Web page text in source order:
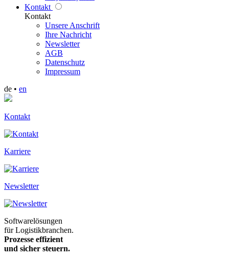
Kontakt
Kontakt
Unsere Anschrift
Ihre Nachricht
Newsletter
AGB
Datenschutz
Impressum
de • en
Kontakt
Karriere
Newsletter
Software­lösungen
für Logistik­branchen.
Prozesse effizient
und sicher steuern.